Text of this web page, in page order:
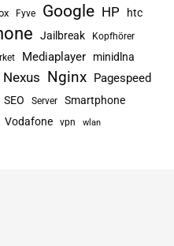
Fyve Google HP htc
Jailbreak Kopfhörer
Mediaplayer minidlna
Nexus Nginx Pagespeed
SEO Server Smartphone
Vodafone vpn wlan